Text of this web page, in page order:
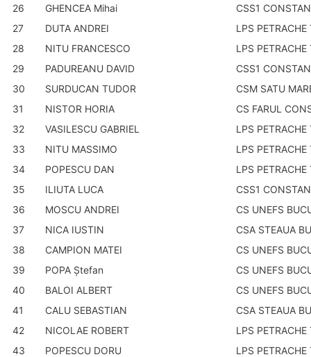
26
GHENCEA Mihai
CSS1
27
DUTA ANDREI
LPS PETRACHE
28
NITU FRANCESCO
LPS PETRACHE
29
PADUREANU DAVID
CSS1
30
SURDUCAN TUDOR
CSM SATU
31
NISTOR HORIA
CS FARUL
32
VASILESCU GABRIEL
LPS PETRACHE
33
NITU MASSIMO
LPS PETRACHE
34
POPESCU DAN
LPS PETRACHE
35
ILIUTA LUCA
CSS1
36
MOSCU ANDREI
CS UNEFS
37
NICA IUSTIN
CSA STEAUA
38
CAMPION MATEI
CS UNEFS
39
POPA Ştefan
CS UNEFS
40
BALOI ALBERT
CS UNEFS
41
CALU SEBASTIAN
CSA STEAUA
42
NICOLAE ROBERT
LPS PETRACHE
43
POPESCU DORU LPS PETRACHE